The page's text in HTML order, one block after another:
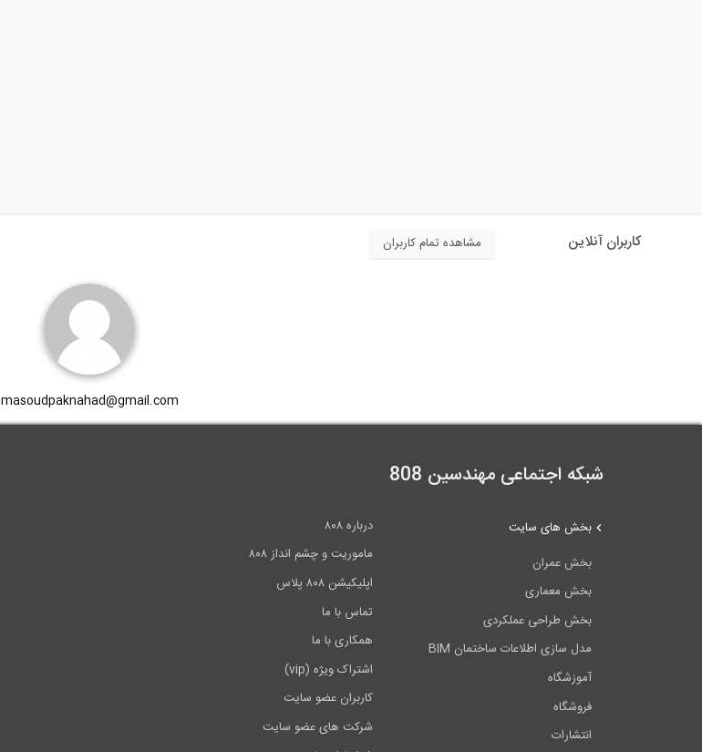
کاربران آنلاین مشاهده تمام کاربران
masoudpaknahad@gmail.com
شبکه اجتماعی مهندسین 808
درباره ۸۰۸
ماموریت و چشم انداز ۸۰۸
اپلیکیشن ۸۰۸ پلاس
تماس با ما
همکاری با ما
اشتراک ویژه (vip)
کاربران عضو سایت
شرکت های عضو سایت
بخش های سایت
بخش عمران
بخش معماری
بخش طراحی عملکردی
مدل سازی اطلاعات ساختمان BIM
آموزشگاه
فروشگاه
انتشارات